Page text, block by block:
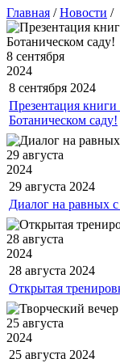
Главная /Новости /
8 сентября
2024
8 сентября 2024
Презентация
Ботаническом саду!
29 августа
2024
29 августа 2024
Диалог на равных
28 августа
2024
28 августа 2024
Открытая
25 августа
2024
25 августа 2024